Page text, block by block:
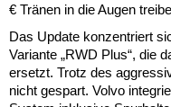
€ Tränen in die Augen
Das Update konzentriert
Variante „RWD Plus“, die
ersetzt. Trotz des
nicht gespart. Volvo